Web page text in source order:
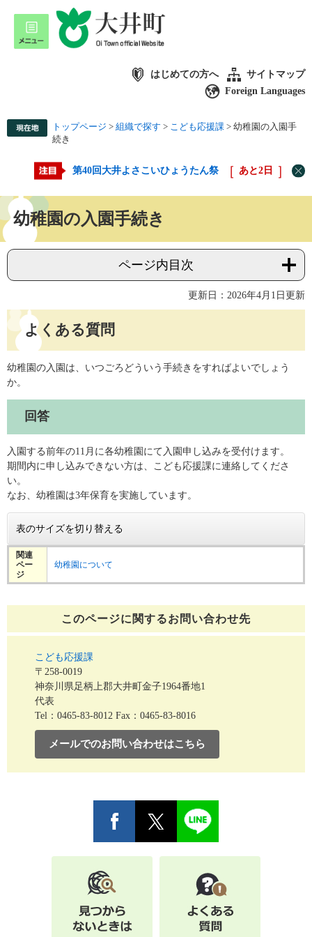
はじめての方へ
サイトマップ
Foreign Languages
トップページ > 組織で探す > こども応援課 > 幼稚園の入園手
続き
第40回大井よさこいひょうたん祭 あと2 日
幼稚園の入園手続き
ページ内目次
更新日：2026年4月1日更新
よくある質問
幼稚園の入園は、いつごろどういう手続きをすればよいでしょう
か。
回答
入園する前年の11月に各幼稚園にて入園申し込みを受付けます。
期間内に申し込みできない方は、こども応援課に連絡してくださ
い。
なお、幼稚園は3年保育を実施しています。
表のサイズを切り替える
関連
ペー
ジ
幼稚園について
このページに関するお問い合わせ先
こども応援課
〒258-0019
神奈川県足柄上郡大井町金子1964番地1
代表
Tel：0465-83-8012 Fax：0465-83-8016
メールでのお問い合わせはこちら